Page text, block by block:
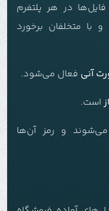
در هر پلتفرم
با متخلفان برخورد
آنی فعال می‌شود.
است.
می‌شوند و رمز آن‌ها